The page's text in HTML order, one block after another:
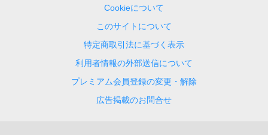
Cookieについて
このサイトについて
特定商取引法に基づく表示
利用者情報の外部送信について
プレミアム会員登録の変更・解除
広告掲載のお問合せ